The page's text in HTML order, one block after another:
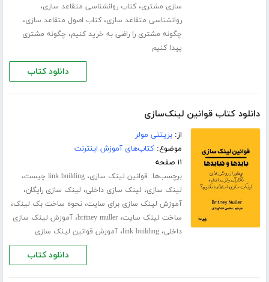
سازی مشتری،کتاب روانشناسی متقاعد سازی،
روانشناسی متقاعد سازی،کتاب اصول متقاعد سازی،
چگونه مشتری را راضی به خرید کنیم، چگونه مشتری
پیدا کنیم
دانلود کتاب
دانلود کتاب قوانین لینک‌سازی
از:بریتنی مولر
موضوع:کتاب‌های آموزش اینترنت
۱۱ صفحه
برچسب‌ها: قوانین لینک سازی،link building چیست ،
لینک سازی، لینک سازی داخلی، لینک سازی رایگان،
آموزش لینک سازی برای سایت،نحوه ساخت بک لینک،
ساخت لینک سایت،britney muller،آموزش لینک سازی
داخلی،link building،آموزش قوانین لینک سازی
دانلود کتاب